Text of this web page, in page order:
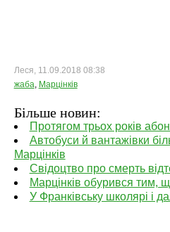
Леся, 11.09.2018 08:38
жаба, Марцінків
Більше новин:
Протягом трьох років
Автобуси й вантажівки
Марцінків
Свідоцтво про смерть
Марцінків обурився тим,
У Франківську школярі і